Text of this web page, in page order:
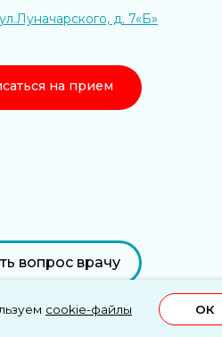
д. 7«Б»
на прием
вопрос врачу
cookie-файлы ОК